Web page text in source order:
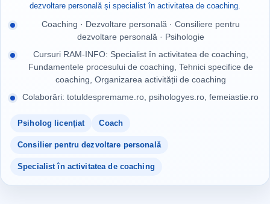
dezvoltare personală și specialist în activitatea de coaching.
Coaching · Dezvoltare personală · Consiliere pentru
dezvoltare personală · Psihologie
Cursuri RAM-INFO: Specialist în activitatea de coaching,
Fundamentele procesului de coaching, Tehnici specifice de
coaching, Organizarea activității de coaching
Colaborări: totuldespremame.ro, psihologyes.ro, femeiastie.ro
Psiholog licențiat Coach
Consilier pentru dezvoltare personală
Specialist în activitatea de coaching